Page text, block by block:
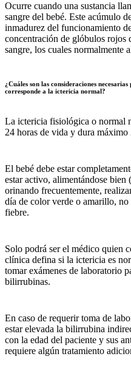
Ocurre cuando una sustancia
sangre del bebé. Este acúmulo
inmadurez del funcionamiento
concentración de glóbulos rojos
sangre, los cuales normalmente
¿Cuáles son las consideraciones
corresponde a la ictericia normal?
La ictericia fisiológica o normal
24 horas de vida y dura máximo
El bebé debe estar
estar activo, alimentándose
orinando frecuentemente,
día de color verde o amarillo,
fiebre.
Solo podrá ser el médico quien
clínica defina si la ictericia es
tomar exámenes de laboratorio
bilirrubinas.
En caso de requerir toma de
estar elevada la bilirrubina
con la edad del paciente y sus
requiere algún tratamiento